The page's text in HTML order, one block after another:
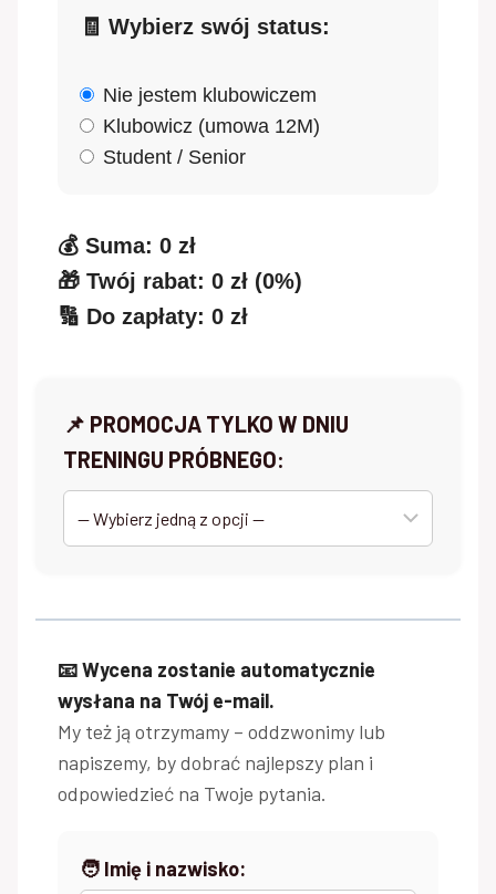
🧾 Wybierz swój status:
Nie jestem klubowiczem
Klubowicz (umowa 12M)
Student / Senior
💰 Suma: 0 zł
🎁 Twój rabat: 0 zł (0%)
🔢 Do zapłaty: 0 zł
📌 PROMOCJA TYLKO W DNIU
TRENINGU PRÓBNEGO:
📧 Wycena zostanie automatycznie
wysłana na Twój e-mail.
My też ją otrzymamy – oddzwonimy lub
napiszemy, by dobrać najlepszy plan i
odpowiedzieć na Twoje pytania.
🧑 Imię i nazwisko: